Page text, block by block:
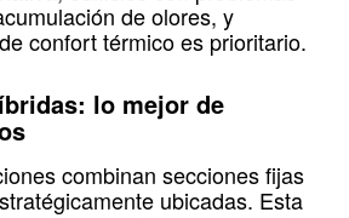
de olores, y
confort térmico es prioritario.
lo mejor de
combinan secciones fijas
ubicadas. Esta